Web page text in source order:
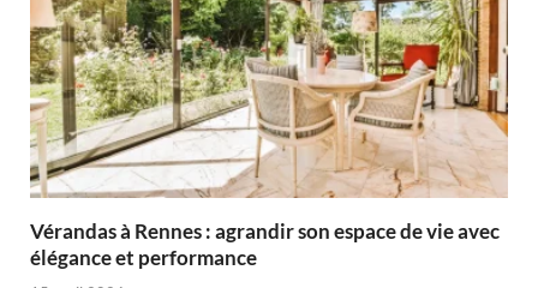
Vérandas à Rennes : agrandir son espace de vie avec
élégance et performance